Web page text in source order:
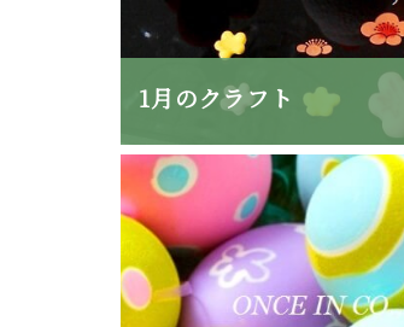
1月のクラフト